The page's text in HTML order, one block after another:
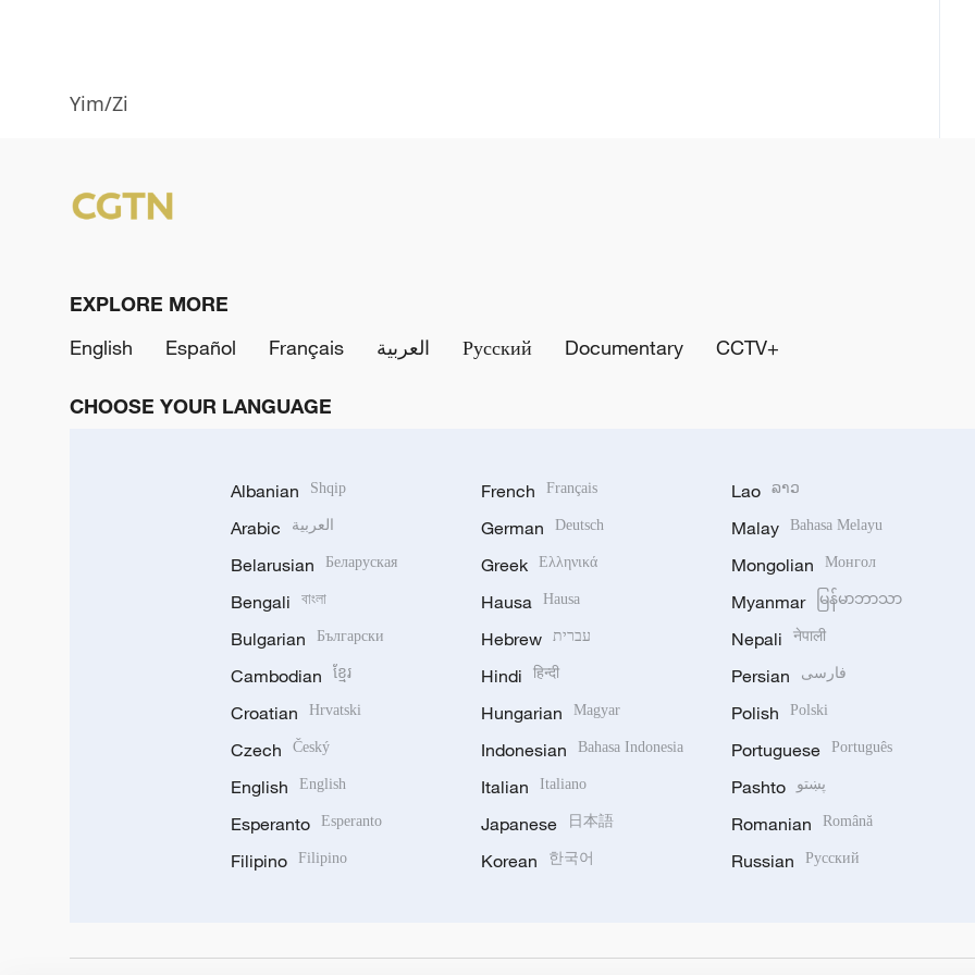
Yim/Zi
EXPLORE MORE
English
Español Français العربية Русский Documentary CCTV+
CHOOSE YOUR LANGUAGE
Albanian Shqip
Arabic العربية
Belarusian Беларуская
Bengali বাংলা
Bulgarian Български
Cambodian ខ្មែរ
Croatian Hrvatski
Czech Český
English English
Esperanto Esperanto
Filipino Filipino
French Français
German Deutsch
Greek Ελληνικά
Hausa Hausa
Hebrew עברית
Hindi हिन्दी
Hungarian Magyar
Indonesian Bahasa Indonesia
Italian Italiano
Japanese 日本語
Korean 한국어
Lao ລາວ
Malay Bahasa Melayu
Mongolian Монгол
Myanmar မြန်မာဘာသာ
Nepali नेपाली
Persian فارسی
Polish Polski
Portuguese Português
Pashto پښتو
Romanian Română
Russian Русский